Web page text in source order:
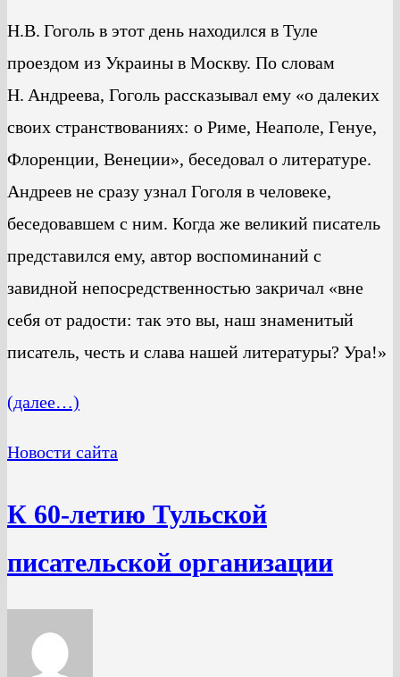
Н.В. Гоголь в этот день находился в Туле
проездом из Украины в Москву. По словам
Н. Андреева, Гоголь рассказывал ему «о далеких
своих странствованиях: о Риме, Неаполе, Генуе,
Флоренции, Венеции», беседовал о литературе.
Андреев не сразу узнал Гоголя в человеке,
беседовавшем с ним. Когда же великий писатель
представился ему, автор воспоминаний с
завидной непосредственностью закричал «вне
себя от радости: так это вы, наш знаменитый
писатель, честь и слава нашей литературы? Ура!»
(далее…)
Новости сайта
К 60-летию Тульской
писательской организации